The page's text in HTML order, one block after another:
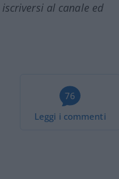
al canale ed
76
Leggi i commenti